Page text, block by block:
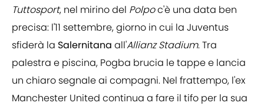
Tuttosport, nel mirino del Polpoc'è una data ben
precisa: l'11 settembre, giorno in cui la Juventus
sfiderà la Salernitana all'Allianz Stadium. Tra
palestra e piscina, Pogba brucia le tappe e lancia
un chiaro segnale ai compagni. Nel frattempo, l'ex
Manchester United continua a fare il tifo per la sua